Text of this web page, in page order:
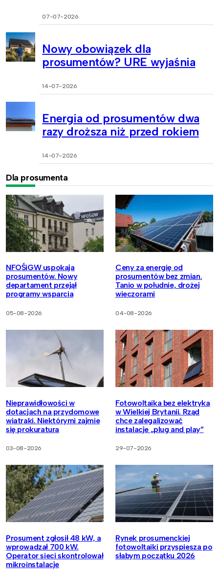
07-07-2026
Nowy obowiązek dla
prosumentów? URE wyjaśnia
14-07-2026
Energia od prosumentów dwa
razy droższa niż przed rokiem
14-07-2026
Dla prosumenta
NFOŚiGW uspokaja
prosumentów. Nowy
departament przejął
programy wsparcia
05-08-2026
Ceny za energię od
prosumentów bez zmian.
Tanio w południe, drożej
wieczorami
04-08-2026
Nieprawidłowości w
dotacjach na przydomowe
wiatraki. Niektórymi zajmie
się prokuratura
03-08-2026
Fotowoltaika bez elektryka
w Wielkiej Brytanii. Rząd
chce zalegalizować
instalacje „plug and play”
29-07-2026
Prosument zgłosił 48 kW, a
wprowadzał 700 kW.
Operator sieci skontrolował
mikroinstalacje
Rynek prosumenckiej
fotowoltaiki przyspiesza po
słabym początku 2026